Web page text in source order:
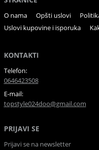
O nama Opšti uslovi
Uslovi kupovine i isporuka
KONTAKTI
Telefon:
0646423508
E-mail:
topstyle024doo@gmail.com
PRIJAVI SE
Prijavi se na newsletter